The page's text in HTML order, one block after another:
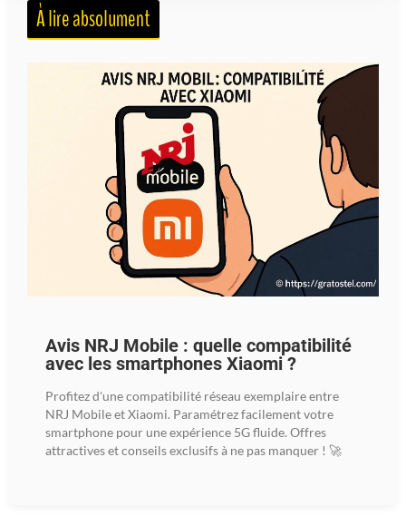
À lire absolument
Avis NRJ Mobile : quelle compatibilité
avec les smartphones Xiaomi ?
Profitez d'une compatibilité réseau exemplaire entre
NRJ Mobile et Xiaomi. Paramétrez facilement votre
smartphone pour une expérience 5G fluide. Offres
attractives et conseils exclusifs à ne pas manquer ! 🚀